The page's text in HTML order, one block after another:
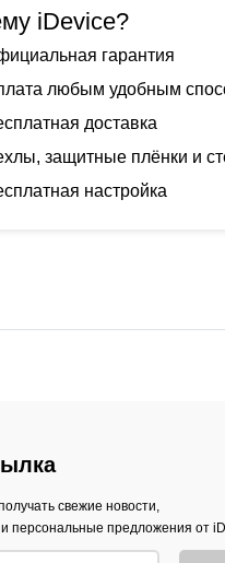
iDevice?
гарантия
любым удобным
доставка
защитные плёнки и
настройка
свежие новости,
персональные предложения от